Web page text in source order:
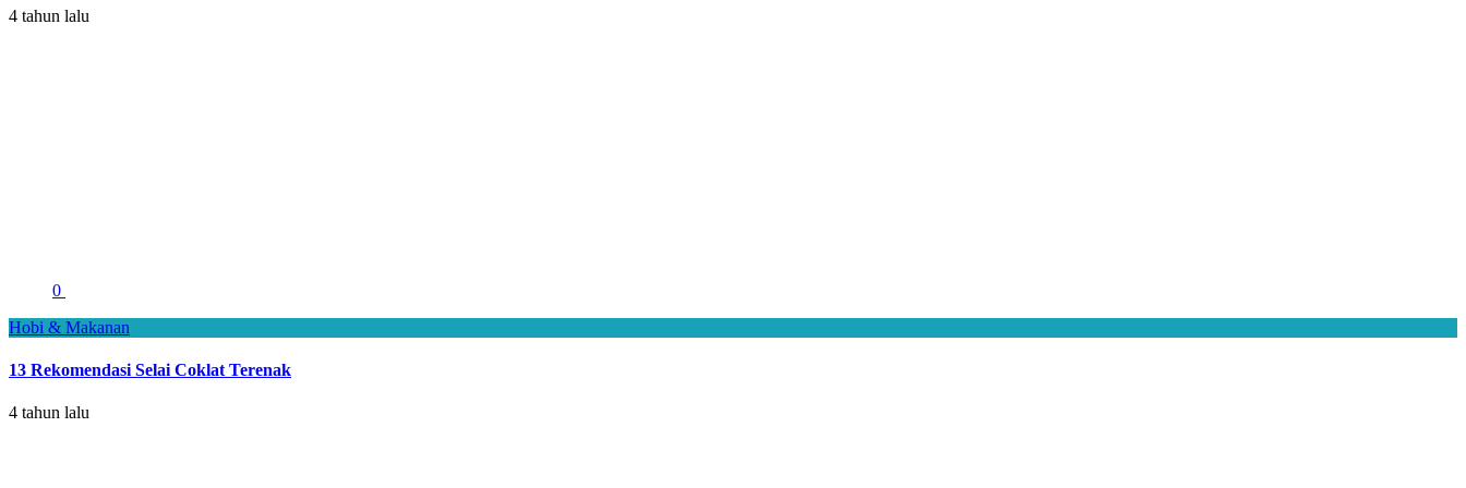
4 tahun lalu
0
Hobi & Makanan
13 Rekomendasi Selai Coklat Terenak
4 tahun lalu